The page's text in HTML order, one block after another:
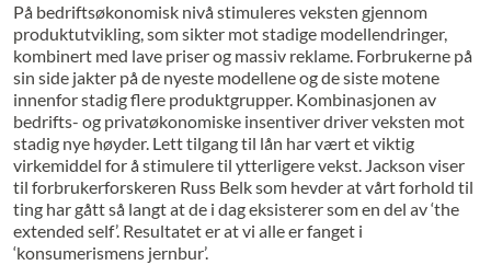
På bedriftsøkonomisk nivå stimuleres veksten gjennom
produktutvikling, som sikter mot stadige modellendringer,
kombinert med lave priser og massiv reklame. Forbrukerne på
sin side jakter på de nyeste modellene og de siste motene
innenfor stadig flere produktgrupper. Kombinasjonen av
bedrifts- og privatøkonomiske insentiver driver veksten mot
stadig nye høyder. Lett tilgang til lån har vært et viktig
virkemiddel for å stimulere til ytterligere vekst. Jackson viser
til forbrukerforskeren Russ Belk som hevder at vårt forhold til
ting har gått så langt at de i dag eksisterer som en del av ‘the
extended self’. Resultatet er at vi alle er fanget i
‘konsumerismens jernbur’.